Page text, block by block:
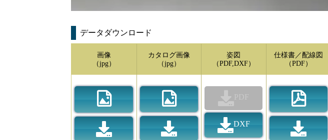
データダウンロード
画像
（jpg）
カタログ画像
（jpg）
姿図
（PDF,DXF）
PDF
DXF
仕様書／配線図
（PDF）